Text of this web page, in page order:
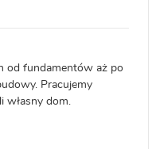
od fundamentów aż po
Pracujemy
własny dom.